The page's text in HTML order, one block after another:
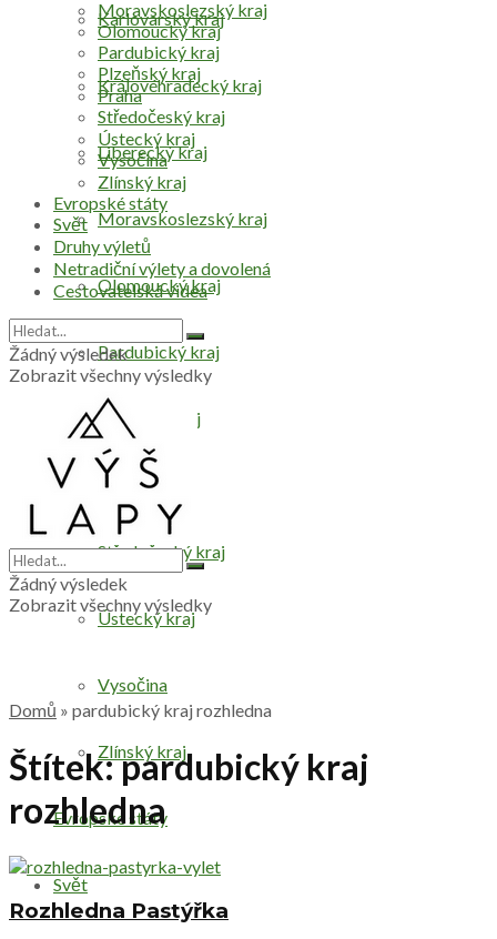
Karlovarský kraj
Královéhradecký kraj
Liberecký kraj
Moravskoslezský kraj
Olomoucký kraj
Pardubický kraj
Plzeňský kraj
Praha
Středočeský kraj
Ústecký kraj
Vysočina
Zlínský kraj
Evropské státy
Svět
Moravskoslezský kraj
Olomoucký kraj
Pardubický kraj
Plzeňský kraj
Praha
Středočeský kraj
Ústecký kraj
Vysočina
Zlínský kraj
Evropské státy
Svět
Druhy výletů
Netradiční výlety a dovolená
Cestovatelská videa
Žádný výsledek
Zobrazit všechny výsledky
Žádný výsledek
Zobrazit všechny výsledky
Domů » pardubický kraj rozhledna
Štítek:pardubický kraj
rozhledna
Rozhledna Pastýřka